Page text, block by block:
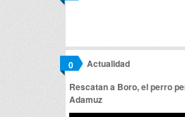
Actualidad
0
Rescatan a Boro, el perro
Adamuz